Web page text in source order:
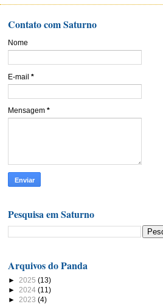
Contato com Saturno
Nome
E-mail *
Mensagem *
Pesquisa em Saturno
Arquivos do Panda
► 2025 (13)
► 2024 (11)
► 2023 (4)